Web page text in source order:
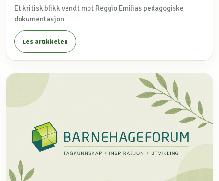
Et kritisk blikk vendt mot Reggio Emilias pedagogiske
dokumentasjon
Les artikkelen